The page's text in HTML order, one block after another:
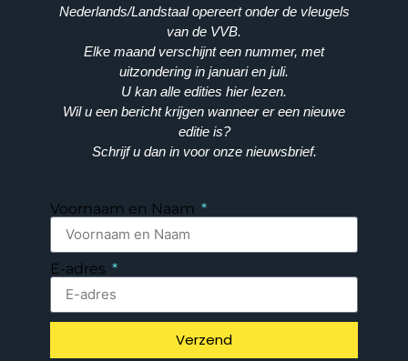
Nederlands/Landstaal opereert onder de vleugels
van de VVB.
Elke maand verschijnt een nummer, met
uitzondering in januari en juli.
U kan alle edities hier lezen.
Wil u een bericht krijgen wanneer er een nieuwe
editie is?
Schrijf u dan in voor onze nieuwsbrief.
Voornaam en Naam
E-adres
Verzend